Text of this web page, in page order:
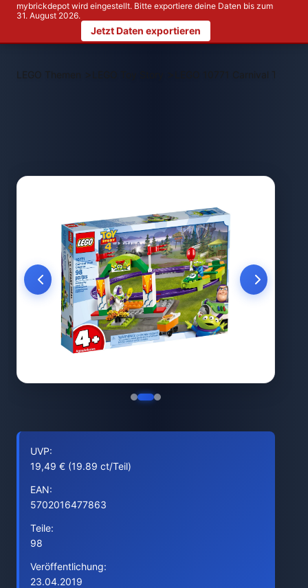
mybrickdepot wird eingestellt. Bitte exportiere deine Daten bis zum
31. August 2026.
Jetzt Daten exportieren
LEGO Themen > LEGO 10771 Carnival Thrill
UVP:
19,49 € (19.89 ct/Teil)
EAN:
5702016477863
Teile:
98
Veröffentlichung:
23.04.2019